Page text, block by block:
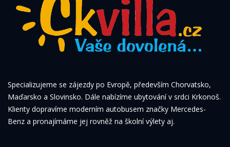
Specializujeme se zájezdy po Evropě, především Chorvatsko,
Maďarsko a Slovinsko. Dále nabízíme ubytování v srdci Krkonoš.
Klienty dopravíme moderním autobusem značky Mercedes-
Benz a pronajímáme jej rovněž na školní výlety aj.